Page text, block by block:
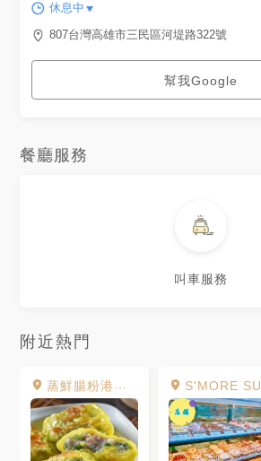
休息中
807台灣高雄市三民區河堤路322號
幫我Google
餐廳服務
叫車服務
附近熱門
蒸鮮腸粉港式飲茶 S'MORE SUGAR PASTRY 法式手工甜點 辛亥店